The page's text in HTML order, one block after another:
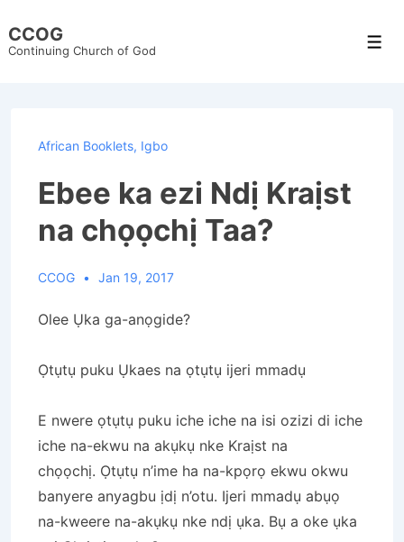
Skip
CCOG
Continuing Church of God
African Booklets, Igbo
Ebee ka ezi Ndị Kraịst
na chọọchị Taa?
CCOG Jan 19, 2017
Olee Ụka ga-anọgide?
Ọtụtụ puku Ụkaes na ọtụtụ ijeri mmadụ
E nwere ọtụtụ puku iche iche na isi ozizi di iche
iche na-ekwu na akụkụ nke Kraịst na
chọọchị. Ọtụtụ n’ime ha na-kpọrọ ekwu okwu
banyere anyagbu ịdị n’otu. Ijeri mmadụ abụọ
na-kweere na-akụkụ nke ndị ụka. Bụ a oke ụka